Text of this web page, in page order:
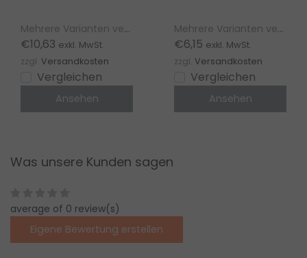
Aluminium für LED-
Streifen
Mehrere Varianten verfügbar
€10,63 exkl. MwSt.
zzgl. Versandkosten
Vergleichen
Ansehen
Streifen – 09WIT
Mehrere Varianten verfügbar
€6,15 exkl. MwSt.
zzgl. Versandkosten
Vergleichen
Ansehen
Was unsere Kunden sagen
average of 0 review(s)
Eigene Bewertung erstellen